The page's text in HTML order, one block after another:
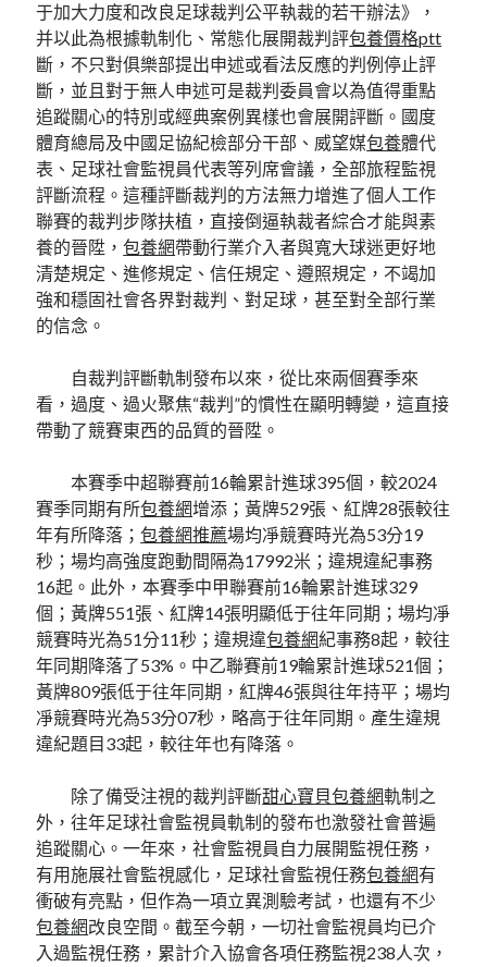
于加大力度和改良足球裁判公平執裁的若干辦法》，
并以此為根據軌制化、常態化展開裁判評包養價格ptt
斷，不只對俱樂部提出申述或看法反應的判例停止評
斷，並且對于無人申述可是裁判委員會以為值得重點
追蹤關心的特別或經典案例異樣也會展開評斷。國度
體育總局及中國足協紀檢部分干部、威望媒包養體代
表、足球社會監視員代表等列席會議，全部旅程監視
評斷流程。這種評斷裁判的方法無力增進了個人工作
聯賽的裁判步隊扶植，直接倒逼執裁者綜合才能與素
養的晉陞，包養網帶動行業介入者與寬大球迷更好地
清楚規定、進修規定、信任規定、遵照規定，不竭加
強和穩固社會各界對裁判、對足球，甚至對全部行業
的信念。
自裁判評斷軌制發布以來，從比來兩個賽季來
看，過度、過火聚焦“裁判”的慣性在顯明轉變，這直接
帶動了競賽東西的品質的晉陞。
本賽季中超聯賽前16輪累計進球395個，較2024
賽季同期有所包養網增添；黃牌529張、紅牌28張較往
年有所降落；包養網推薦場均凈競賽時光為53分19
秒；場均高強度跑動間隔為17992米；違規違紀事務
16起。此外，本賽季中甲聯賽前16輪累計進球329
個；黃牌551張、紅牌14張明顯低于往年同期；場均凈
競賽時光為51分11秒；違規違包養網紀事務8起，較往
年同期降落了53%。中乙聯賽前19輪累計進球521個；
黃牌809張低于往年同期，紅牌46張與往年持平；場均
凈競賽時光為53分07秒，略高于往年同期。產生違規
違紀題目33起，較往年也有降落。
除了備受注視的裁判評斷甜心寶貝包養網軌制之
外，往年足球社會監視員軌制的發布也激發社會普遍
追蹤關心。一年來，社會監視員自力展開監視任務，
有用施展社會監視感化，足球社會監視任務包養網有
衝破有亮點，但作為一項立異測驗考試，也還有不少
包養網改良空間。截至今朝，一切社會監視員均已介
入過監視任務，累計介入協會各項任務監視238人次，